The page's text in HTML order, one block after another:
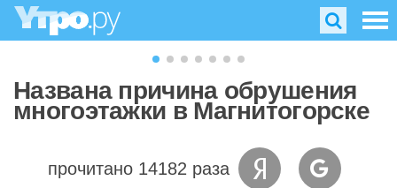
Названа причина обрушения
многоэтажки в Магнитогорске
прочитано 14182 раза